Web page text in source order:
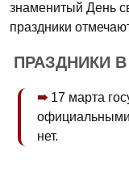
знаменитый День
праздники
ПРАЗДНИКИ
17 марта
нет.